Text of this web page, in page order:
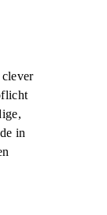
in